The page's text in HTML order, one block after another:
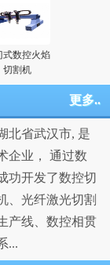
式数控火焰
切割机
更多..
北省武汉市, 是
企业， 通过数
功开发了数控切
、光纤激光切割
产线、数控相贯
...